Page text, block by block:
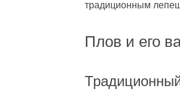
традиционным
Плов и его